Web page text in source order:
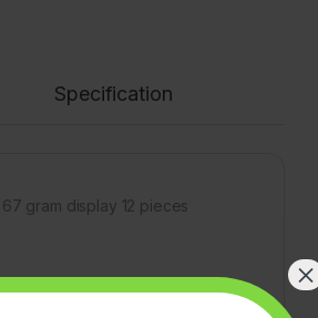
Specification
gram display 12 pieces
×